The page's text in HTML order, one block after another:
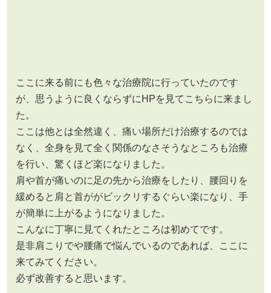
ここに来る前にも色々な治療院に行っていたのです
が、思うように良くならずにHPを見てこちらに来まし
た。
ここは他とは全然違く、痛い場所だけ治療するのでは
なく、全身を見て全く関係のなさそうなところも治療
を行い、驚くほど楽になりました。
肩や首が痛いのに足の先から治療をしたり、腰回りを
緩めると肩と首ががビックリするぐらい楽になり、手
が簡単に上がるようになりました。
こんなに丁寧に見てくれたところは初めてです。
是非肩こりでや腰痛で悩んでいるのであれば、ここに
来てみてください。
必ず改善すると思います。